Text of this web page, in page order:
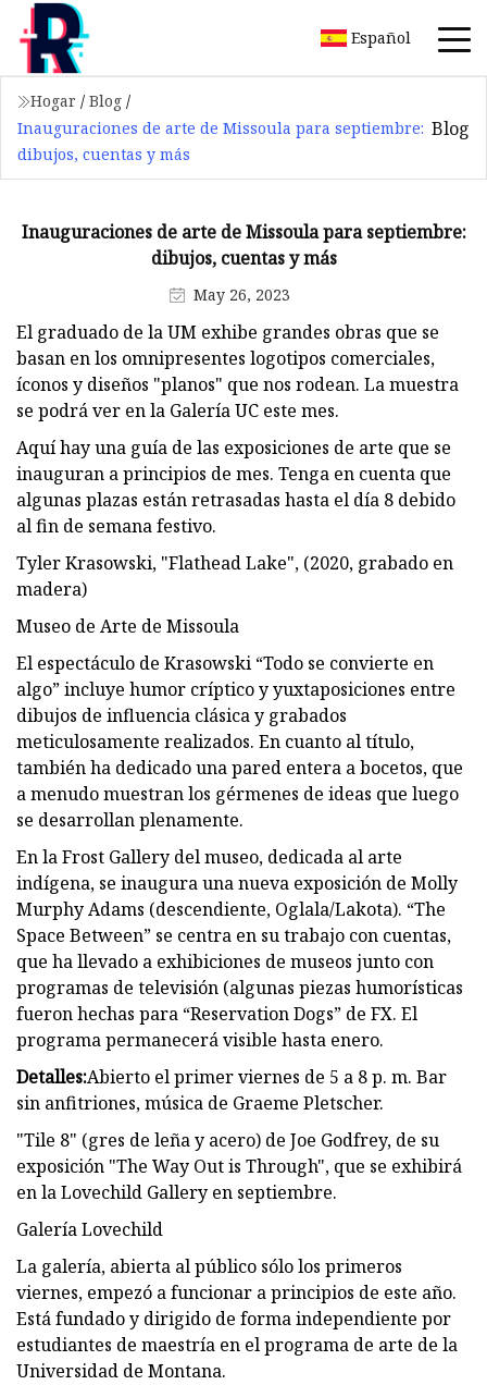
Español
Hogar / Blog /
Inauguraciones de arte de Missoula para septiembre:
dibujos, cuentas y más
Blog
Inauguraciones de arte de Missoula para septiembre:
dibujos, cuentas y más
May 26, 2023
El graduado de la UM exhibe grandes obras que se
basan en los omnipresentes logotipos comerciales,
íconos y diseños "planos" que nos rodean. La muestra
se podrá ver en la Galería UC este mes.
Aquí hay una guía de las exposiciones de arte que se
inauguran a principios de mes. Tenga en cuenta que
algunas plazas están retrasadas hasta el día 8 debido
al fin de semana festivo.
Tyler Krasowski, "Flathead Lake", (2020, grabado en
madera)
Museo de Arte de Missoula
El espectáculo de Krasowski “Todo se convierte en
algo” incluye humor críptico y yuxtaposiciones entre
dibujos de influencia clásica y grabados
meticulosamente realizados. En cuanto al título,
también ha dedicado una pared entera a bocetos, que
a menudo muestran los gérmenes de ideas que luego
se desarrollan plenamente.
En la Frost Gallery del museo, dedicada al arte
indígena, se inaugura una nueva exposición de Molly
Murphy Adams (descendiente, Oglala/Lakota). “The
Space Between” se centra en su trabajo con cuentas,
que ha llevado a exhibiciones de museos junto con
programas de televisión (algunas piezas humorísticas
fueron hechas para “Reservation Dogs” de FX. El
programa permanecerá visible hasta enero.
Detalles:Abierto el primer viernes de 5 a 8 p. m. Bar
sin anfitriones, música de Graeme Pletscher.
"Tile 8" (gres de leña y acero) de Joe Godfrey, de su
exposición "The Way Out is Through", que se exhibirá
en la Lovechild Gallery en septiembre.
Galería Lovechild
La galería, abierta al público sólo los primeros
viernes, empezó a funcionar a principios de este año.
Está fundado y dirigido de forma independiente por
estudiantes de maestría en el programa de arte de la
Universidad de Montana.